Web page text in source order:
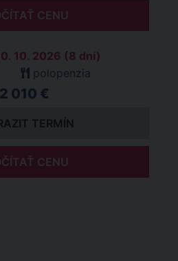
CENU
10. 2026 (8 dní)
polopenzia
2 010 €
TERMÍN
CENU